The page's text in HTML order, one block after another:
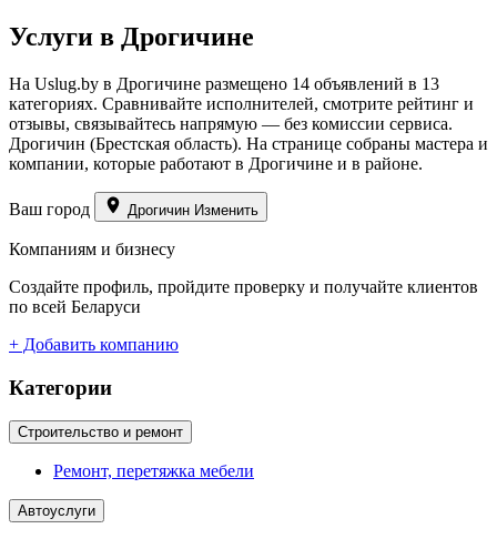
Услуги в Дрогичине
На Uslug.by в Дрогичине размещено 14 объявлений в 13
категориях. Сравнивайте исполнителей, смотрите рейтинг и
отзывы, связывайтесь напрямую — без комиссии сервиса.
Дрогичин (Брестская область). На странице собраны мастера и
компании, которые работают в Дрогичине и в районе.
Ваш город Дрогичин Изменить
Компаниям и бизнесу
Создайте профиль, пройдите проверку и получайте клиентов
по всей Беларуси
+ Добавить компанию
Категории
Строительство и ремонт
Ремонт, перетяжка мебели
Автоуслуги